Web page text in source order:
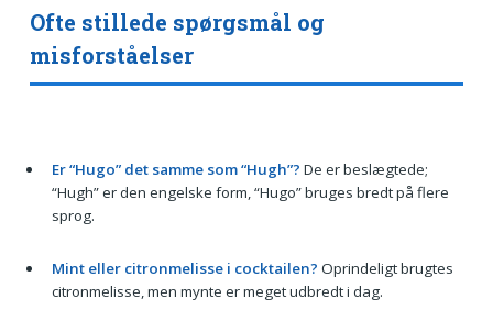
Ofte stillede spørgsmål og
misforståelser
Er “Hugo” det samme som “Hugh”? De er beslægtede;
“Hugh” er den engelske form, “Hugo” bruges bredt på flere
sprog.
Mint eller citronmelisse i cocktailen? Oprindeligt brugtes
citronmelisse, men mynte er meget udbredt i dag.